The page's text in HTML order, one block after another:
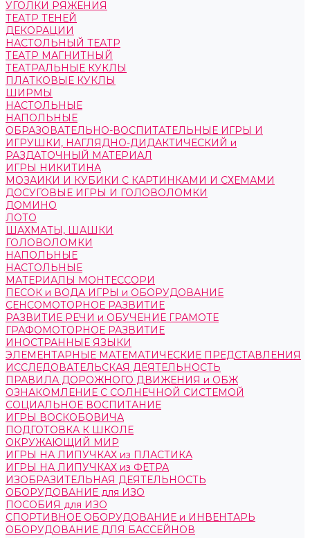
УГОЛКИ РЯЖЕНИЯ
ТЕАТР ТЕНЕЙ
ДЕКОРАЦИИ
НАСТОЛЬНЫЙ ТЕАТР
ТЕАТР МАГНИТНЫЙ
ТЕАТРАЛЬНЫЕ КУКЛЫ
ПЛАТКОВЫЕ КУКЛЫ
ШИРМЫ
НАСТОЛЬНЫЕ
НАПОЛЬНЫЕ
ОБРАЗОВАТЕЛЬНО-ВОСПИТАТЕЛЬНЫЕ ИГРЫ И
ИГРУШКИ, НАГЛЯДНО-ДИДАКТИЧЕСКИЙ и
РАЗДАТОЧНЫЙ МАТЕРИАЛ
ИГРЫ НИКИТИНА
МОЗАИКИ И КУБИКИ С КАРТИНКАМИ И СХЕМАМИ
ДОСУГОВЫЕ ИГРЫ И ГОЛОВОЛОМКИ
ДОМИНО
ЛОТО
ШАХМАТЫ, ШАШКИ
ГОЛОВОЛОМКИ
НАПОЛЬНЫЕ
НАСТОЛЬНЫЕ
МАТЕРИАЛЫ МОНТЕССОРИ
ПЕСОК и ВОДА ИГРЫ и ОБОРУДОВАНИЕ
СЕНСОМОТОРНОЕ РАЗВИТИЕ
РАЗВИТИЕ РЕЧИ и ОБУЧЕНИЕ ГРАМОТЕ
ГРАФОМОТОРНОЕ РАЗВИТИЕ
ИНОСТРАННЫЕ ЯЗЫКИ
ЭЛЕМЕНТАРНЫЕ МАТЕМАТИЧЕСКИЕ ПРЕДСТАВЛЕНИЯ
ИССЛЕДОВАТЕЛЬСКАЯ ДЕЯТЕЛЬНОСТЬ
ПРАВИЛА ДОРОЖНОГО ДВИЖЕНИЯ и ОБЖ
ОЗНАКОМЛЕНИЕ С СОЛНЕЧНОЙ СИСТЕМОЙ
СОЦИАЛЬНОЕ ВОСПИТАНИЕ
ИГРЫ ВОСКОБОВИЧА
ПОДГОТОВКА К ШКОЛЕ
ОКРУЖАЮЩИЙ МИР
ИГРЫ НА ЛИПУЧКАХ из ПЛАСТИКА
ИГРЫ НА ЛИПУЧКАХ из ФЕТРА
ИЗОБРАЗИТЕЛЬНАЯ ДЕЯТЕЛЬНОСТЬ
ОБОРУДОВАНИЕ для ИЗО
ПОСОБИЯ для ИЗО
СПОРТИВНОЕ ОБОРУДОВАНИЕ и ИНВЕНТАРЬ
ОБОРУДОВАНИЕ ДЛЯ БАССЕЙНОВ